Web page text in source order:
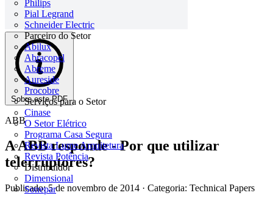
Philips
Pial Legrand
Schneider Electric
Parceiro do Setor
Abilux
Abracopel
Abreme
Aureside
Procobre
Serviços para o Setor
Cinase
O Setor Elétrico
Programa Casa Segura
Revista Lume Arquitetura
Revista Potência
Distribuidor
Dimensional
Sonepar
Sobre este PDF
ABB
A ABB responde - Por que utilizar
telerruptores?
Publicado: 5 de novembro de 2014 · Categoria: Technical Papers